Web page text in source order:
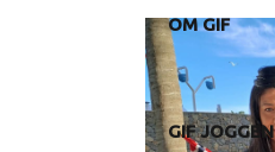
OM GIF
GIF JOGGEN